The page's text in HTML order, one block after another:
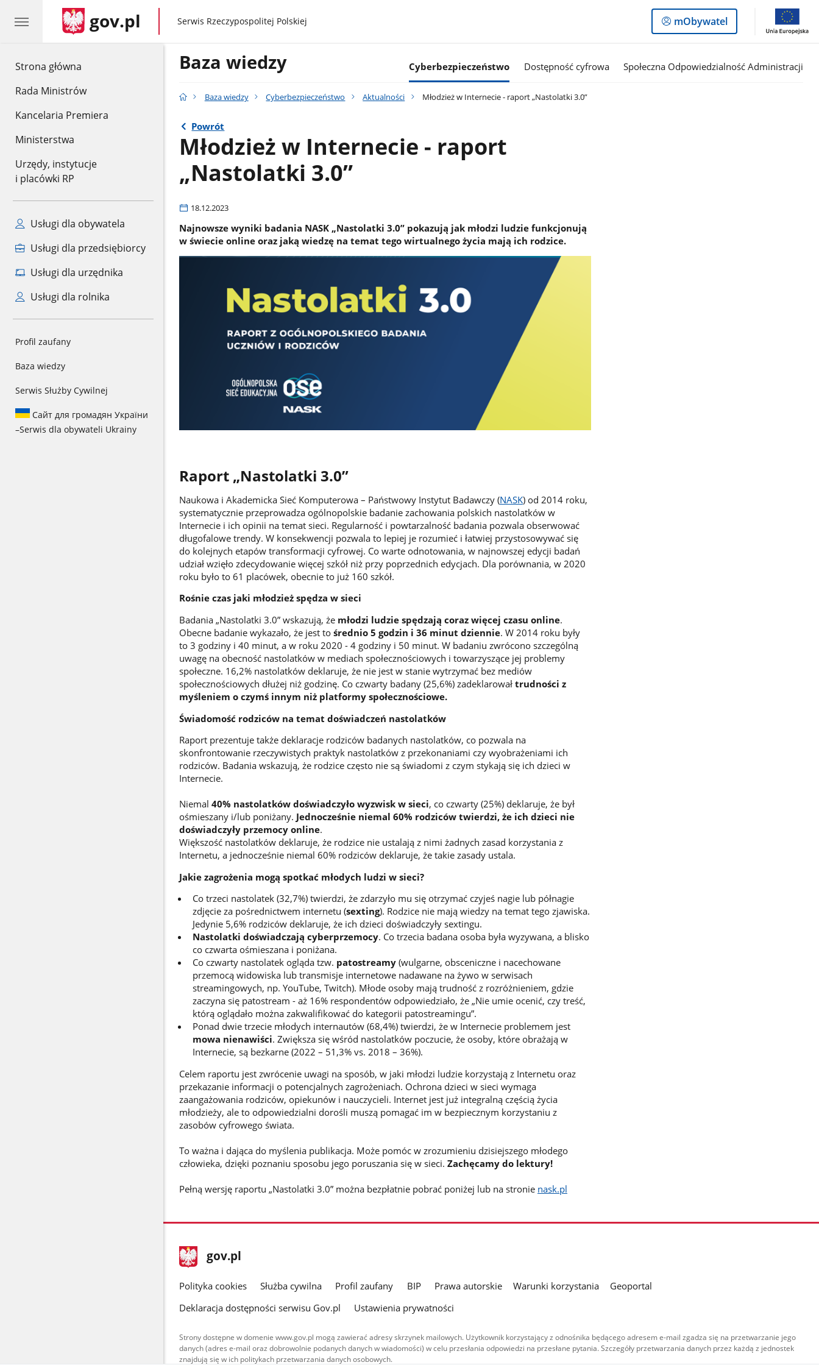
Strona główna
Rada Ministrów
Kancelaria Premiera
Ministerstwa
Urzędy, instytucje
i placówki RP
Usługi dla obywatela
Usługi dla przedsiębiorcy
Usługi dla urzędnika
Usługi dla rolnika
Profil zaufany
Baza wiedzy
Serwis Służby Cywilnej
Сайт для громадян України
–Serwis dla obywateli Ukrainy
gov.pl gov.pl
Serwis Rzeczypospolitej Polskiej
Logowanie
do
mObywatel
Baza wiedzy Cyberbezpieczeństwo Dostępność cyfrowa Społeczna Odpowiedzialność Administracji
Baza wiedzy Cyberbezpieczeństwo Aktualności Młodzież w Internecie - raport „Nastolatki 3.0”
Powrót
Młodzież w Internecie - raport
„Nastolatki 3.0”
18.12.2023
Najnowsze wyniki badania NASK „Nastolatki 3.0” pokazują jak młodzi ludzie funkcjonują
w świecie online oraz jaką wiedzę na temat tego wirtualnego życia mają ich rodzice.
Raport „Nastolatki 3.0”
Naukowa i Akademicka Sieć Komputerowa – Państwowy Instytut Badawczy (NASK) od 2014 roku,
systematycznie przeprowadza ogólnopolskie badanie zachowania polskich nastolatków w
Internecie i ich opinii na temat sieci. Regularność i powtarzalność badania pozwala obserwować
długofalowe trendy. W konsekwencji pozwala to lepiej je rozumieć i łatwiej przystosowywać się
do kolejnych etapów transformacji cyfrowej. Co warte odnotowania, w najnowszej edycji badań
udział wzięło zdecydowanie więcej szkół niż przy poprzednich edycjach. Dla porównania, w 2020
roku było to 61 placówek, obecnie to już 160 szkół.
Rośnie czas jaki młodzież spędza w sieci
Badania „Nastolatki 3.0” wskazują, że młodzi ludzie spędzają coraz więcej czasu online.
Obecne badanie wykazało, że jest to średnio 5 godzin i 36 minut dziennie. W 2014 roku były
to 3 godziny i 40 minut, a w roku 2020 - 4 godziny i 50 minut. W badaniu zwrócono szczególną
uwagę na obecność nastolatków w mediach społecznościowych i towarzyszące jej problemy
społeczne. 16,2% nastolatków deklaruje, że nie jest w stanie wytrzymać bez mediów
społecznościowych dłużej niż godzinę. Co czwarty badany (25,6%) zadeklarował trudności z
myśleniem o czymś innym niż platformy społecznościowe.
Świadomość rodziców na temat doświadczeń nastolatków
Raport prezentuje także deklaracje rodziców badanych nastolatków, co pozwala na
skonfrontowanie rzeczywistych praktyk nastolatków z przekonaniami czy wyobrażeniami ich
rodziców. Badania wskazują, że rodzice często nie są świadomi z czym stykają się ich dzieci w
Internecie.
Niemal 40% nastolatków doświadczyło wyzwisk w sieci, co czwarty (25%) deklaruje, że był
ośmieszany i/lub poniżany. Jednocześnie niemal 60% rodziców twierdzi, że ich dzieci nie
doświadczyły przemocy online.
Większość nastolatków deklaruje, że rodzice nie ustalają z nimi żadnych zasad korzystania z
Internetu, a jednocześnie niemal 60% rodziców deklaruje, że takie zasady ustala.
Jakie zagrożenia mogą spotkać młodych ludzi w sieci?
Co trzeci nastolatek (32,7%) twierdzi, że zdarzyło mu się otrzymać czyjeś nagie lub półnagie
zdjęcie za pośrednictwem internetu (sexting). Rodzice nie mają wiedzy na temat tego zjawiska.
Jedynie 5,6% rodziców deklaruje, że ich dzieci doświadczyły sextingu.
Nastolatki doświadczają cyberprzemocy. Co trzecia badana osoba była wyzywana, a blisko
co czwarta ośmieszana i poniżana.
Co czwarty nastolatek ogląda tzw. patostreamy(wulgarne, obsceniczne i nacechowane
przemocą widowiska lub transmisje internetowe nadawane na żywo w serwisach
streamingowych, np. YouTube, Twitch). Młode osoby mają trudność z rozróżnieniem, gdzie
zaczyna się patostream - aż 16% respondentów odpowiedziało, że „Nie umie ocenić, czy treść,
którą oglądało można zakwalifikować do kategorii patostreamingu”.
Ponad dwie trzecie młodych internautów (68,4%) twierdzi, że w Internecie problemem jest
mowa nienawiści. Zwiększa się wśród nastolatków poczucie, że osoby, które obrażają w
Internecie, są bezkarne (2022 – 51,3% vs. 2018 – 36%).
Celem raportu jest zwrócenie uwagi na sposób, w jaki młodzi ludzie korzystają z Internetu oraz
przekazanie informacji o potencjalnych zagrożeniach. Ochrona dzieci w sieci wymaga
zaangażowania rodziców, opiekunów i nauczycieli. Internet jest już integralną częścią życia
młodzieży, ale to odpowiedzialni dorośli muszą pomagać im w bezpiecznym korzystaniu z
zasobów cyfrowego świata.
To ważna i dająca do myślenia publikacja. Może pomóc w zrozumieniu dzisiejszego młodego
człowieka, dzięki poznaniu sposobu jego poruszania się w sieci. Zachęcamy do lektury!
Pełną wersję raportu „Nastolatki 3.0” można bezpłatnie pobrać poniżej lub na stronie nask.pl
stopka
gov.pl Strona
gov.pl
gov.pl
Polityka cookies Służba cywilna Profil zaufany BIP Prawa autorskie Warunki korzystania
Geoportal
Deklaracja dostępności serwisu Gov.pl
Ustawienia prywatności
Strony dostępne w domenie www.gov.pl mogą zawierać adresy skrzynek mailowych. Użytkownik korzystający z odnośnika będącego adresem e-mail zgadza się na przetwarzanie jego
danych (adres e-mail oraz dobrowolnie podanych danych w wiadomości) w celu przesłania odpowiedzi na przesłane pytania. Szczegóły przetwarzania danych przez każdą z jednostek
znajdują się w ich politykach przetwarzania danych osobowych.